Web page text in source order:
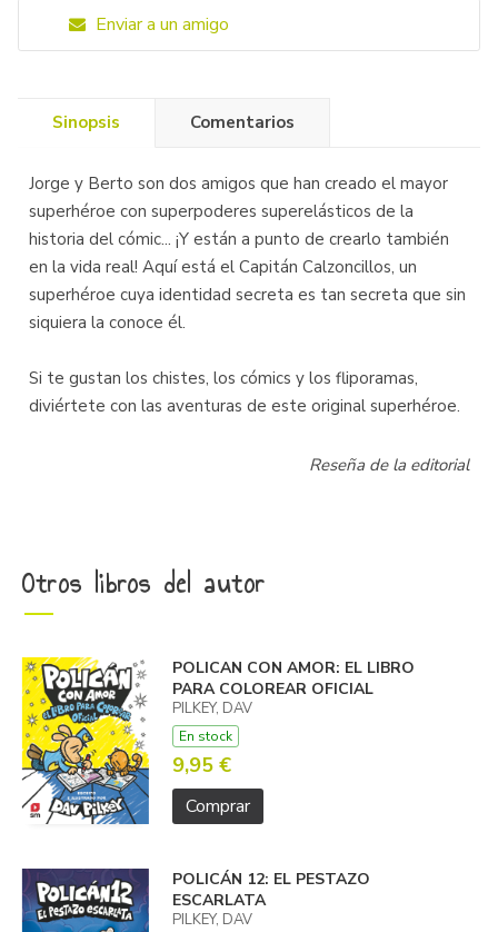
Enviar a un amigo
Sinopsis Comentarios
Jorge y Berto son dos amigos que han creado el mayor
superhéroe con superpoderes superelásticos de la
historia del cómic... ¡Y están a punto de crearlo también
en la vida real! Aquí está el Capitán Calzoncillos, un
superhéroe cuya identidad secreta es tan secreta que sin
siquiera la conoce él.
Si te gustan los chistes, los cómics y los fliporamas,
diviértete con las aventuras de este original superhéroe.
Reseña de la editorial
Otros libros del autor
POLICAN CON AMOR: EL LIBRO
PARA COLOREAR OFICIAL
PILKEY, DAV
En stock
9,95 €
Comprar
POLICÁN 12: EL PESTAZO
ESCARLATA
PILKEY, DAV